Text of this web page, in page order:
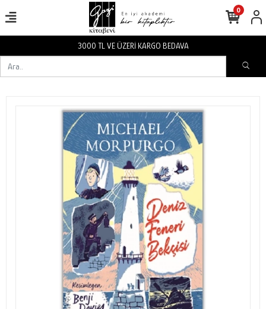
3000 TL VE ÜZERİ KARGO BEDAVA
0